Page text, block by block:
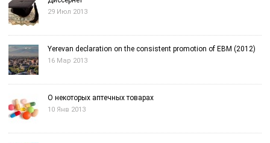
29 Июл 2013
Yerevan declaration on the consistent promotion of EBM (2012)
16 Мар 2013
О некоторых аптечных товарах
10 Янв 2013